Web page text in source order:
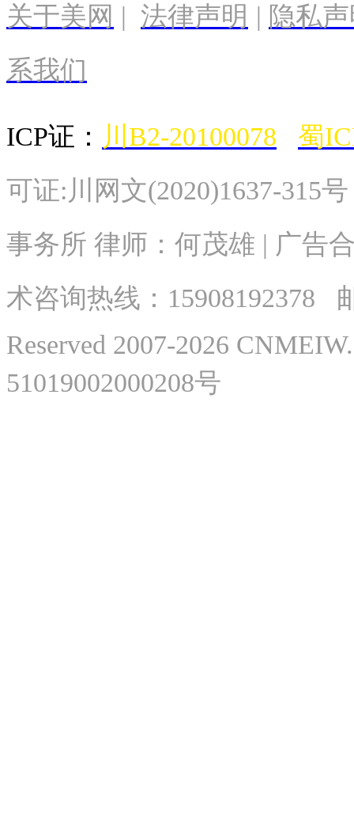
关于美网 | 法律声明 | 隐私
系我们
ICP证： 川B2-20100078
蜀
可证:川网文(2020)1637-315
事务所 律师：何茂雄 | 广告
术咨询热线： 15908192378
Reserved 2007-2026
51019002000208号